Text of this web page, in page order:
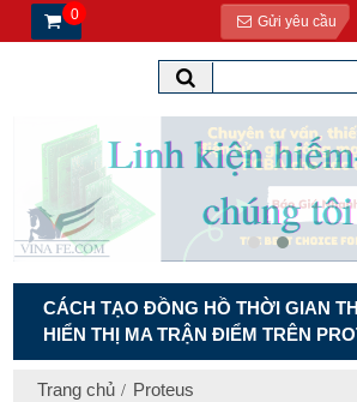
0 Gửi yêu cầu
CÁCH TẠO ĐỒNG HỒ THỜI GIAN
HIỂN THỊ MA TRẬN ĐIỂM TRÊN
Trang chủ
Proteus